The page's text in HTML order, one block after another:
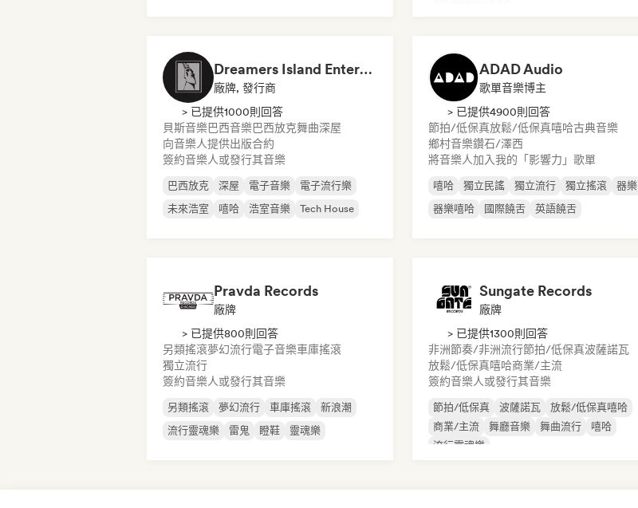
Dreamers Island Entertainment
廠牌, 發行商
> 已提供1000則回答
貝斯音樂巴西音樂巴西放克舞曲深屋
向音樂人提供出版合約
簽約音樂人或發行其音樂
巴西放克 深屋 電子音樂
電子流行樂
未來浩室
嘻哈 浩室音樂 Tech House
ADAD Audio
歌單音樂博主
> 已提供4900則回答
節拍/低保真放鬆/低保真嘻哈古典音樂
鄉村音樂鑽石/澤西
將音樂人加入我的「影響力」歌單
嘻哈 獨立民謠 獨立流行 獨立搖滾
器樂
器樂嘻哈
國際饒舌 英語饒舌
Pravda Records
廠牌
> 已提供800則回答
另類搖滾夢幻流行電子音樂車庫搖滾
獨立流行
簽約音樂人或發行其音樂
另類搖滾 夢幻流行 車庫搖滾
新浪潮
流行靈魂樂
雷鬼 瞪鞋 靈魂樂
Sungate Records
廠牌
> 已提供1300則回答
非洲節奏/非洲流行節拍/低保真波薩諾瓦
放鬆/低保真嘻哈商業/主流
簽約音樂人或發行其音樂
節拍/低保真 波薩諾瓦
放鬆/低保真嘻哈
商業/主流
舞廳音樂 舞曲流行
嘻哈
流行靈魂樂